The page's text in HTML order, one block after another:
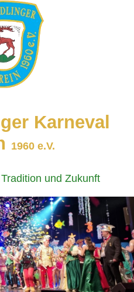
Karneval
1960 e.V.
und Zukunft